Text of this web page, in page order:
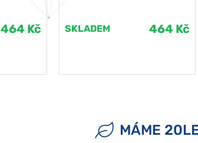
464 Kč SKLADEM 464 Kč
MÁME